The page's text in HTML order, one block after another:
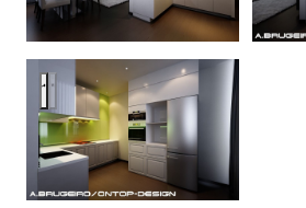
Кухня PRESTIGE